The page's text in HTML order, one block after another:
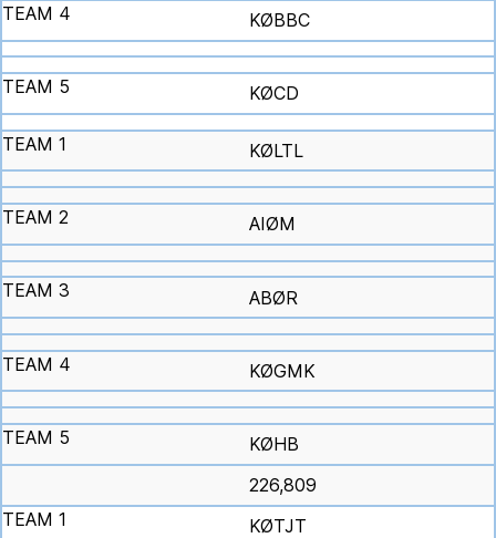
KØBBC
KØCD
KØLTL
AIØM
ABØR
KØGMK
KØHB
226,809
KØTJT